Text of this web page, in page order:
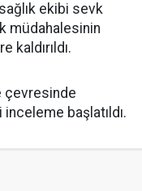
ekibi sevk
müdahalesinin
kaldırıldı.
çevresinde
başlatıldı.